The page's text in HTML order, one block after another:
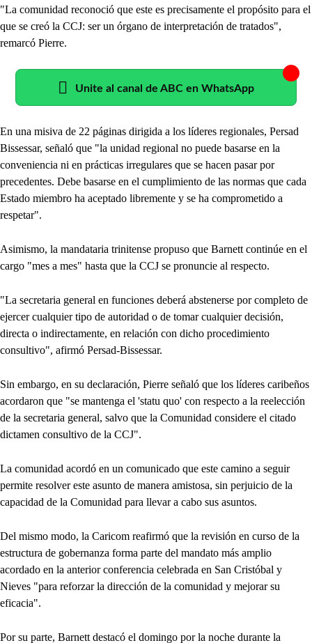
"La comunidad reconoció que este es precisamente el propósito para el
que se creó la CCJ: ser un órgano de interpretación de tratados",
remarcó Pierre.
Unite al canal de ABC en WhatsApp
En una misiva de 22 páginas dirigida a los líderes regionales, Persad
Bissessar, señaló que "la unidad regional no puede basarse en la
conveniencia ni en prácticas irregulares que se hacen pasar por
precedentes. Debe basarse en el cumplimiento de las normas que cada
Estado miembro ha aceptado libremente y se ha comprometido a
respetar".
Asimismo, la mandataria trinitense propuso que Barnett continúe en el
cargo "mes a mes" hasta que la CCJ se pronuncie al respecto.
"La secretaria general en funciones deberá abstenerse por completo de
ejercer cualquier tipo de autoridad o de tomar cualquier decisión,
directa o indirectamente, en relación con dicho procedimiento
consultivo", afirmó Persad-Bissessar.
Sin embargo, en su declaración, Pierre señaló que los líderes caribeños
acordaron que "se mantenga el 'statu quo' con respecto a la reelección
de la secretaria general, salvo que la Comunidad considere el citado
dictamen consultivo de la CCJ".
La comunidad acordó en un comunicado que este camino a seguir
permite resolver este asunto de manera amistosa, sin perjuicio de la
capacidad de la Comunidad para llevar a cabo sus asuntos.
Del mismo modo, la Caricom reafirmó que la revisión en curso de la
estructura de gobernanza forma parte del mandato más amplio
acordado en la anterior conferencia celebrada en San Cristóbal y
Nieves "para reforzar la dirección de la comunidad y mejorar su
eficacia".
Por su parte, Barnett destacó el domingo por la noche durante la